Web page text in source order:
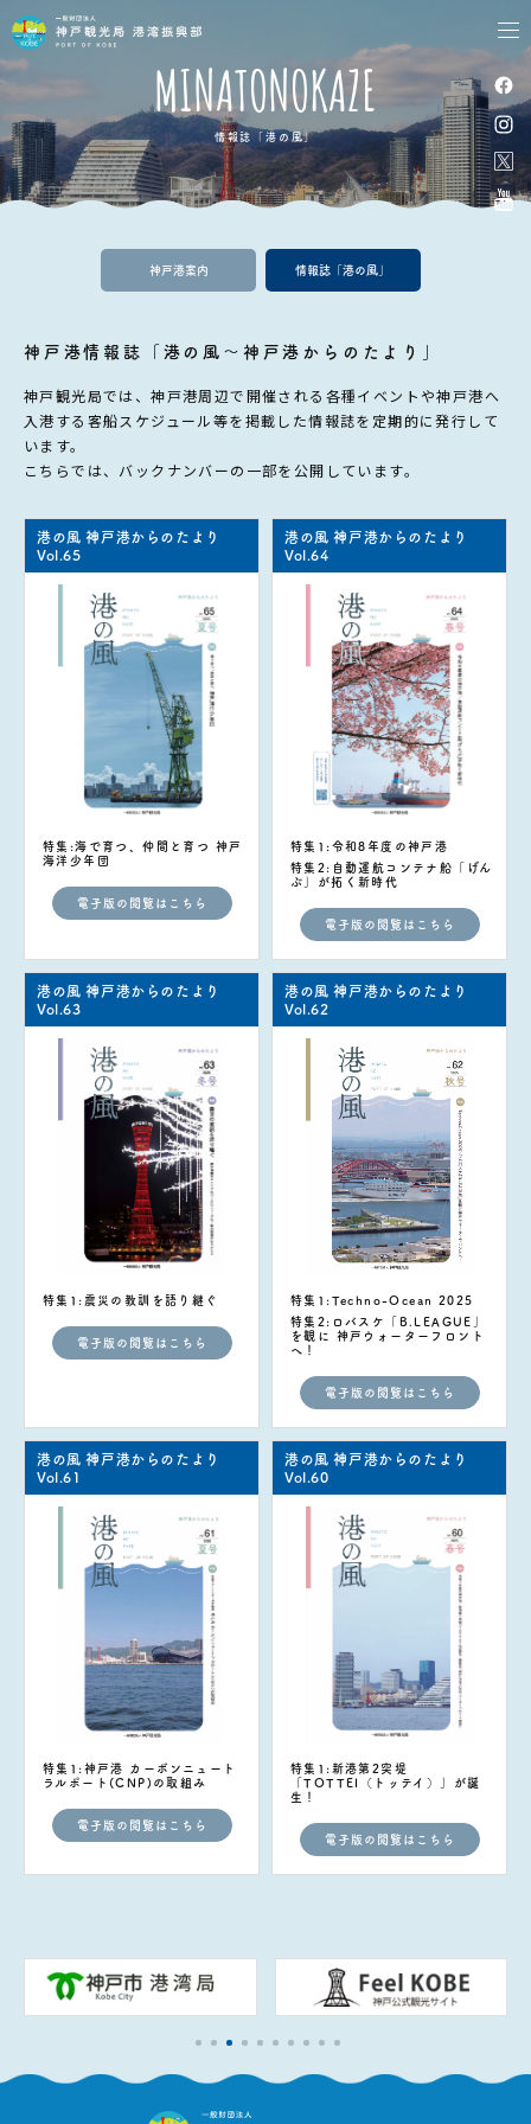
MINATONOKAZE
情報誌「港の風」
神戸港案内 情報誌「港の風」
神戸港情報誌「港の風～神戸港からのたより」
神戸観光局では、神戸港周辺で開催される各種イベントや神戸港へ
入港する客船スケジュール等を掲載した情報誌を定期的に発行して
います。
こちらでは、バックナンバーの一部を公開しています。
港の風 神戸港からのたより
Vol.65
特集:海で育つ、仲間と育つ 神戸
海洋少年団
電子版の閲覧はこちら
港の風 神戸港からのたより
Vol.64
特集1:令和8年度の神戸港
特集2:自動運航コンテナ船「げん
ぶ」が拓く新時代
電子版の閲覧はこちら
港の風 神戸港からのたより
Vol.63
特集1:震災の教訓を語り継ぐ
電子版の閲覧はこちら
港の風 神戸港からのたより
Vol.62
特集1:Techno-Ocean 2025
特集2:ロバスケ「B.LEAGUE」
を観に 神戸ウォーターフロント
へ！
電子版の閲覧はこちら
港の風 神戸港からのたより
Vol.61
特集1:神戸港 カーボンニュート
ラルポート(CNP)の取組み
電子版の閲覧はこちら
港の風 神戸港からのたより
Vol.60
特集1:新港第2突堤
「TOTTEI（トッテイ）」が誕
生！
電子版の閲覧はこちら